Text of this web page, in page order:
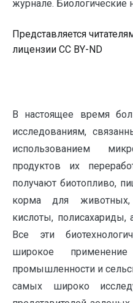
журнале. Биологические
Представляется
лицензии CC BY-ND
В настоящее время
исследованиям,
использованием
продуктов их
получают биотопливо,
корма для
кислоты, полисахариды,
Все эти
широкое
промышленности и
самых широко